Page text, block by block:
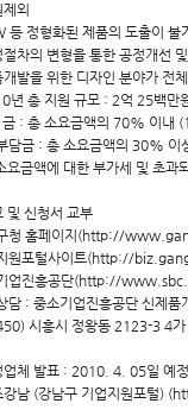
외
정형화된 제품의 도출이 불
차의 변형을 통한 공정개선
발을 위한 디자인 분야가 전
년 총 지원 규모 : 2억 25백만
금 : 총 소요금액의 70% 이내
담금 : 총 소요금액의 30% 이
요금액에 대한 부가세 및 초과
및 신청서 교부
청 홈페이지(http://
원포털사이트(http://
업진흥공단(http://
담 : 중소기업진흥공단 신제품
시흥시 정왕동 2123-3 4
체 발표 : 2010. 4. 05일 예정
남 (강남구 기업지원포털)